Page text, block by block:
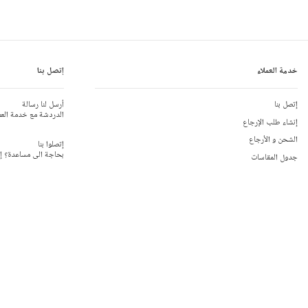
خدمة العملاء
إتصل بنا
إنشاء طلب الإرجاع
الشحن و الأرجاع
جدول المقاسات
إتصل بنا
أرسل لنا رسالة
الدردشة مع خدمة
إتصلوا بنا
بحاجة الى مساعدة؟